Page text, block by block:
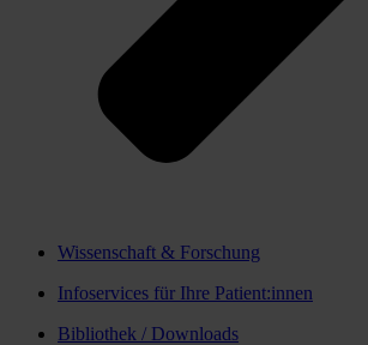
Wissenschaft & Forschung
Infoservices für Ihre Patient:innen
Bibliothek / Downloads